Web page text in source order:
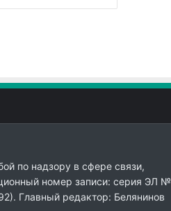
по надзору в сфере связи,
номер записи: серия ЭЛ №
Главный редактор: Белянинов